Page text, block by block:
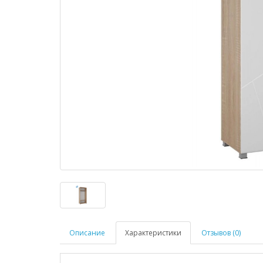
Описание Характеристики Отзывов (0)